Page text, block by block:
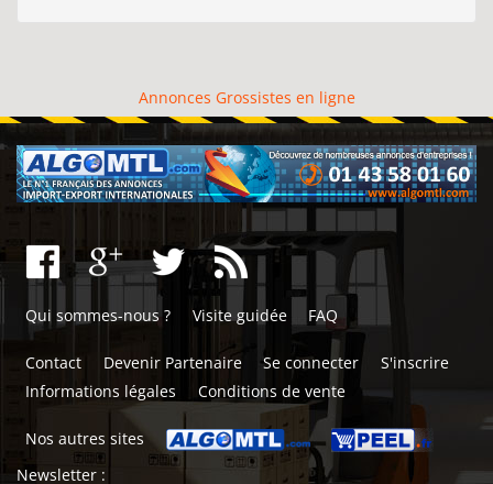
Annonces Grossistes en ligne
Qui sommes-nous ? Visite guidée FAQ
Contact Devenir Partenaire Se connecter
S'inscrire
Informations légales
Conditions de vente
Nos autres sites
Newsletter :